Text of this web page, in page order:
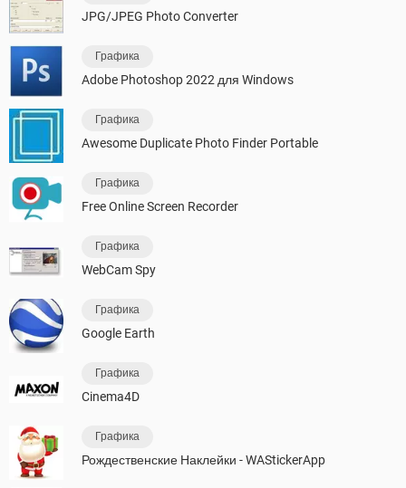
JPG/JPEG Photo Converter
Графика
Adobe Photoshop 2022 для Windows
Графика
Awesome Duplicate Photo Finder Portable
Графика
Free Online Screen Recorder
Графика
WebCam Spy
Графика
Google Earth
Графика
Cinema4D
Графика
Рождественские Наклейки - WAStickerApp